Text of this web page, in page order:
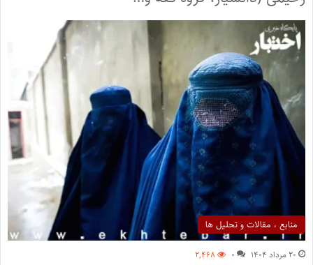
منابع ، مقالات و تحلیل ها
۲۰ مرداد ۱۴۰۴ ۰ ۲,۴۶۸